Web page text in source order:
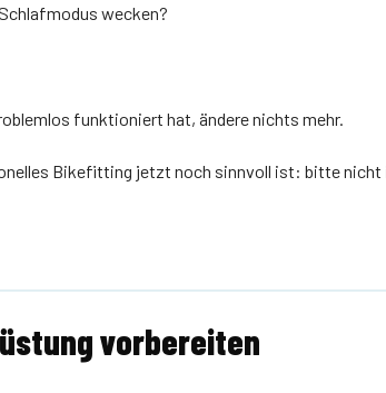
wecken?
funktioniert hat, ändere nichts mehr.
Bikefitting jetzt noch sinnvoll ist: bitte nicht
vorbereiten